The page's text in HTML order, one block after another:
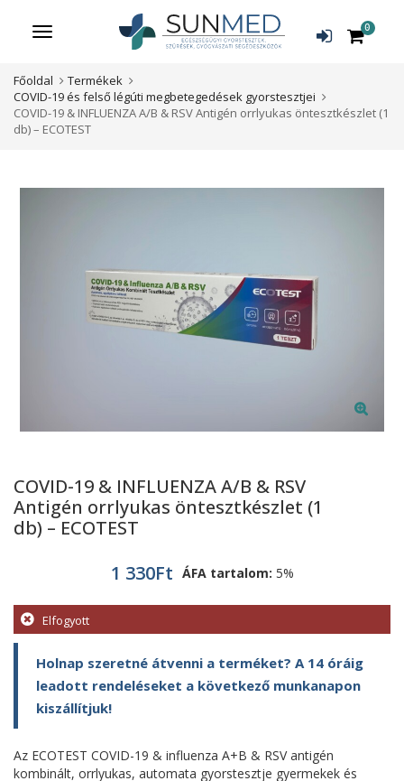
Menü 0
Főoldal
Termékek
COVID-19 és felső légúti megbetegedések gyorstesztjei
COVID-19 & INFLUENZA A/B & RSV Antigén orrlyukas öntesztkészlet (1
db) – ECOTEST
COVID-19 & INFLUENZA A/B & RSV
Antigén orrlyukas öntesztkészlet (1
db) – ECOTEST
1 330Ft ÁFA tartalom: 5%
Elfogyott
Holnap szeretné átvenni a terméket? A 14 óráig
leadott rendeléseket a következő munkanapon
kiszállítjuk!
Az ECOTEST COVID-19 & influenza A+B & RSV antigén
kombinált, orrlyukas, automata gyorstesztje gyermekek és